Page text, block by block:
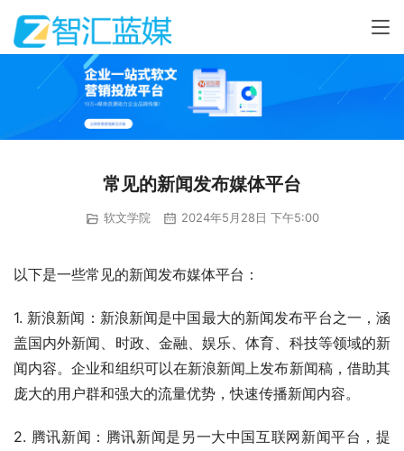
常见的新闻发布媒体平台
软文学院 2024年5月28日 下午5:00
以下是一些常见的新闻发布媒体平台：
1. 新浪新闻：新浪新闻是中国最大的新闻发布平台之一，涵
盖国内外新闻、时政、金融、娱乐、体育、科技等领域的新
闻内容。企业和组织可以在新浪新闻上发布新闻稿，借助其
庞大的用户群和强大的流量优势，快速传播新闻内容。
2. 腾讯新闻：腾讯新闻是另一大中国互联网新闻平台，提